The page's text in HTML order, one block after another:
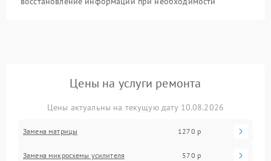
Цены на услуги ремонта
Цены актуальны на текущую дату 10.08.2026
Замена матрицы 1270 р
Замена микросхемы усилителя 570 р